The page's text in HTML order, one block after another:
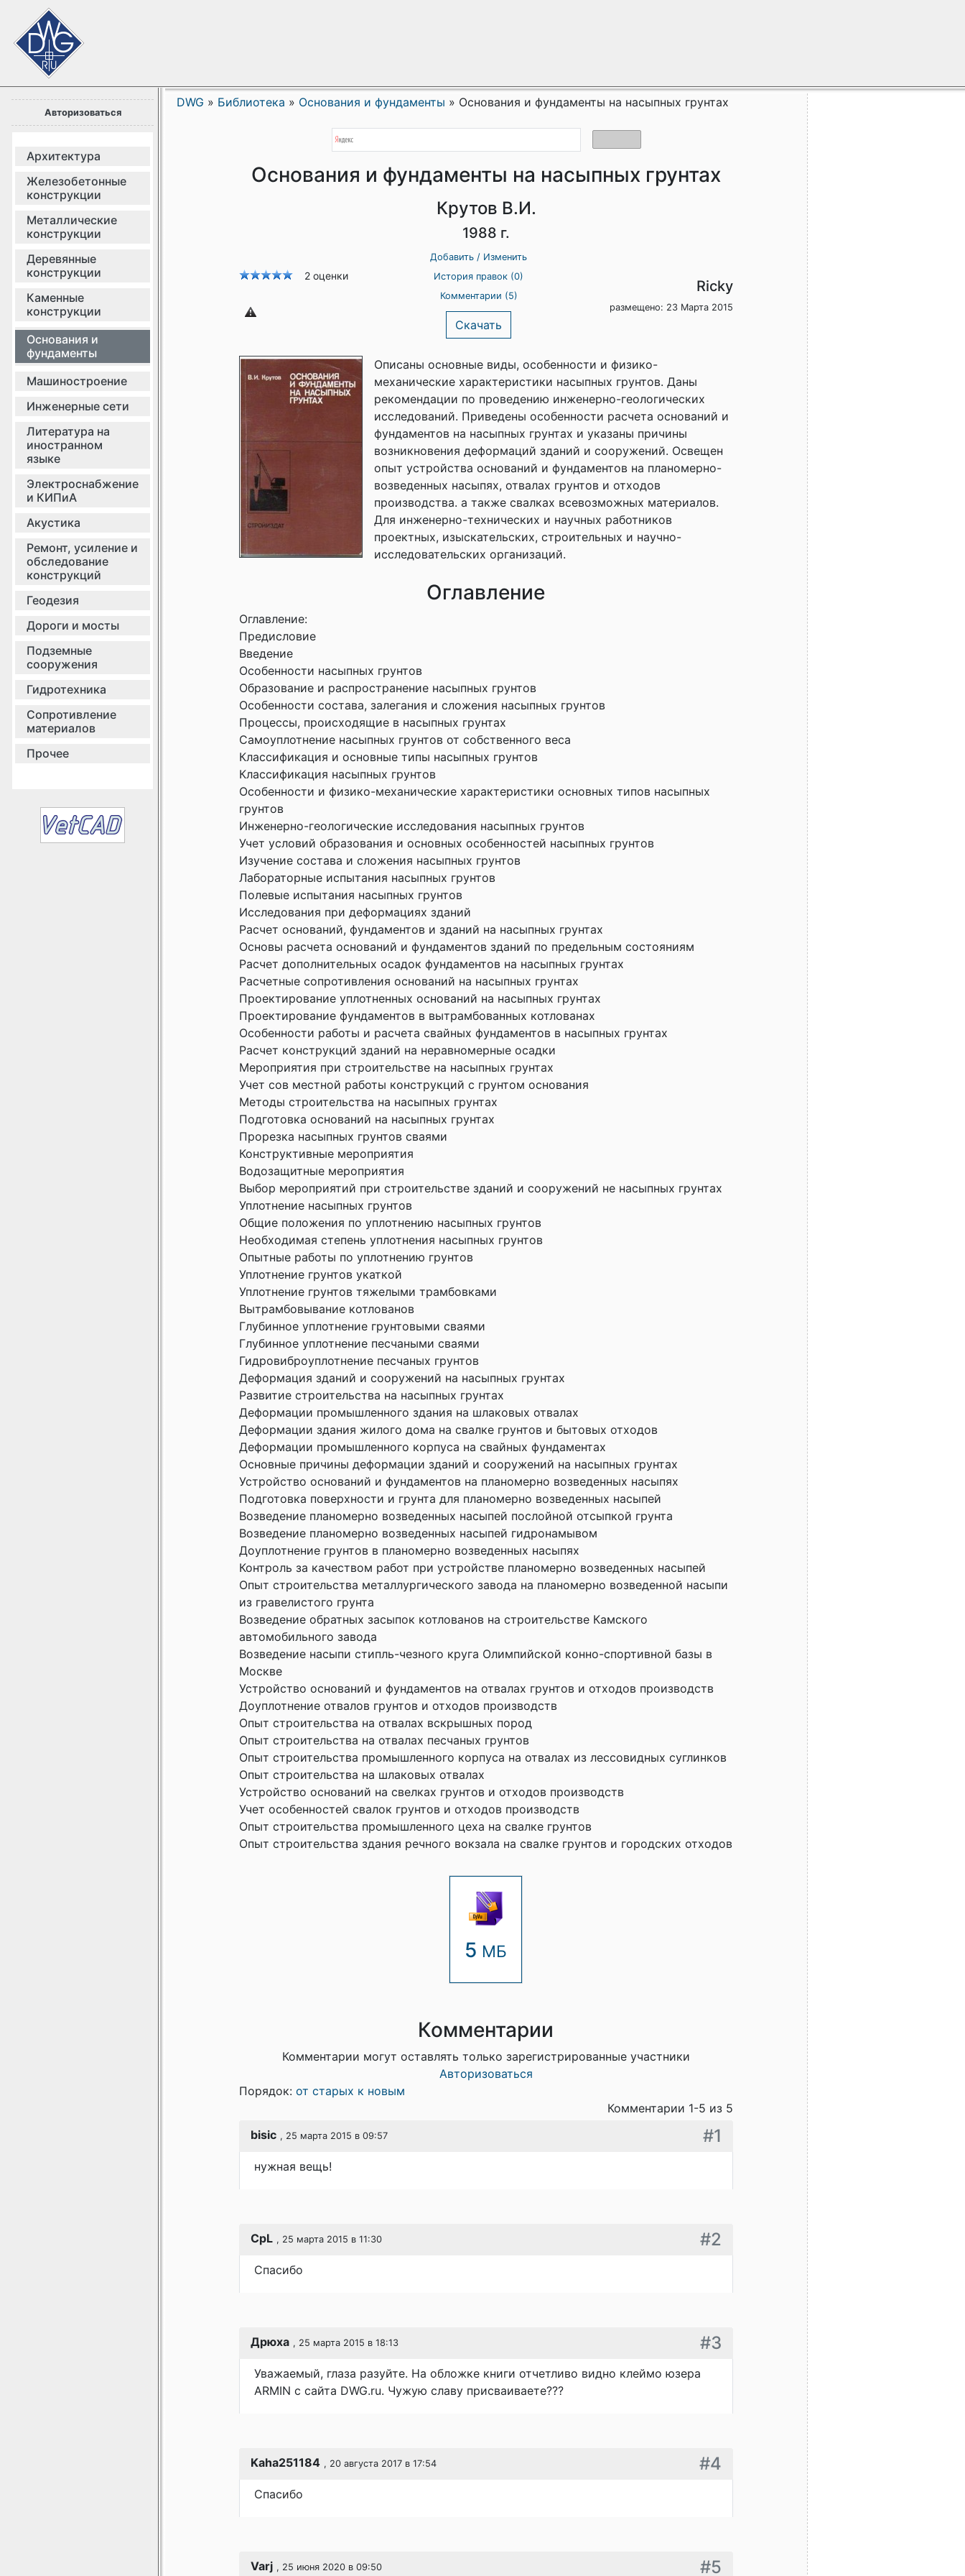
Авторизоваться
Архитектура
Железобетонные
конструкции
Металлические
конструкции
Деревянные
конструкции
Каменные
конструкции
Основания и
фундаменты
Машиностроение
Инженерные сети
Литература на
иностранном
языке
Электроснабжение
и КИПиА
Акустика
Ремонт, усиление и
обследование
конструкций
Геодезия
Дороги и мосты
Подземные
сооружения
Гидротехника
Сопротивление
материалов
Прочее
DWG » Библиотека » Основания и фундаменты » Основания и фундаменты на насыпных грунтах
Основания и фундаменты на насыпных грунтах
Крутов В.И.
1988 г.
2 оценки
Добавить / Изменить
История правок (0)
Комментарии (5)
Скачать
Ricky
размещено: 23 Марта 2015
Описаны основные виды, особенности и физико-
механические характеристики насыпных грунтов. Даны
рекомендации по проведению инженерно-геологических
исследований. Приведены особенности расчета оснований и
фундаментов на насыпных грунтах и указаны причины
возникновения деформаций зданий и сооружений. Освещен
опыт устройства оснований и фундаментов на планомерно-
возведенных насыпях, отвалах грунтов и отходов
производства. а также свалках всевозможных материалов.
Для инженерно-технических и научных работников
проектных, изыскательских, строительных и научно-
исследовательских организаций.
Оглавление
Оглавление:
Предисловие
Введение
Особенности насыпных грунтов
Образование и распространение насыпных грунтов
Особенности состава, залегания и сложения насыпных грунтов
Процессы, происходящие в насыпных грунтах
Самоуплотнение насыпных грунтов от собственного веса
Классификация и основные типы насыпных грунтов
Классификация насыпных грунтов
Особенности и физико-механические характеристики основных типов насыпных
грунтов
Инженерно-геологические исследования насыпных грунтов
Учет условий образования и основных особенностей насыпных грунтов
Изучение состава и сложения насыпных грунтов
Лабораторные испытания насыпных грунтов
Полевые испытания насыпных грунтов
Исследования при деформациях зданий
Расчет оснований, фундаментов и зданий на насыпных грунтах
Основы расчета оснований и фундаментов зданий по предельным состояниям
Расчет дополнительных осадок фундаментов на насыпных грунтах
Расчетные сопротивления оснований на насыпных грунтах
Проектирование уплотненных оснований на насыпных грунтах
Проектирование фундаментов в вытрамбованных котлованах
Особенности работы и расчета свайных фундаментов в насыпных грунтах
Расчет конструкций зданий на неравномерные осадки
Мероприятия при строительстве на насыпных грунтах
Учет сов местной работы конструкций с грунтом основания
Методы строительства на насыпных грунтах
Подготовка оснований на насыпных грунтах
Прорезка насыпных грунтов сваями
Конструктивные мероприятия
Водозащитные мероприятия
Выбор мероприятий при строительстве зданий и сооружений не насыпных грунтах
Уплотнение насыпных грунтов
Общие положения по уплотнению насыпных грунтов
Необходимая степень уплотнения насыпных грунтов
Опытные работы по уплотнению грунтов
Уплотнение грунтов укаткой
Уплотнение грунтов тяжелыми трамбовками
Вытрамбовывание котлованов
Глубинное уплотнение грунтовыми сваями
Глубинное уплотнение песчаными сваями
Гидровиброуплотнение песчаных грунтов
Деформация зданий и сооружений на насыпных грунтах
Развитие строительства на насыпных грунтах
Деформации промышленного здания на шлаковых отвалах
Деформации здания жилого дома на свалке грунтов и бытовых отходов
Деформации промышленного корпуса на свайных фундаментах
Основные причины деформации зданий и сооружений на насыпных грунтах
Устройство оснований и фундаментов на планомерно возведенных насыпях
Подготовка поверхности и грунта для планомерно возведенных насыпей
Возведение планомерно возведенных насыпей послойной отсыпкой грунта
Возведение планомерно возведенных насыпей гидронамывом
Доуплотнение грунтов в планомерно возведенных насыпях
Контроль за качеством работ при устройстве планомерно возведенных насыпей
Опыт строительства металлургического завода на планомерно возведенной насыпи
из гравелистого грунта
Возведение обратных засыпок котлованов на строительстве Камского
автомобильного завода
Возведение насыпи стипль-чезного круга Олимпийской конно-спортивной базы в
Москве
Устройство оснований и фундаментов на отвалах грунтов и отходов производств
Доуплотнение отвалов грунтов и отходов производств
Опыт строительства на отвалах вскрышных пород
Опыт строительства на отвалах песчаных грунтов
Опыт строительства промышленного корпуса на отвалах из лессовидных суглинков
Опыт строительства на шлаковых отвалах
Устройство оснований на свелках грунтов и отходов производств
Учет особенностей свалок грунтов и отходов производств
Опыт строительства промышленного цеха на свалке грунтов
Опыт строительства здания речного вокзала на свалке грунтов и городских отходов
5 МБ
Комментарии
Комментарии могут оставлять только зарегистрированные участники
Авторизоваться
Порядок: от старых к новым
Комментарии 1-5 из 5
bisic , 25 марта 2015 в 09:57 #1
нужная вещь!
CpL , 25 марта 2015 в 11:30 #2
Спасибо
Дрюха , 25 марта 2015 в 18:13 #3
Уважаемый, глаза разуйте. На обложке книги отчетливо видно клеймо юзера
ARMIN c сайта DWG.ru. Чужую славу присваиваете???
Kaha251184 , 20 августа 2017 в 17:54 #4
Спасибо
Varj , 25 июня 2020 в 09:50 #5